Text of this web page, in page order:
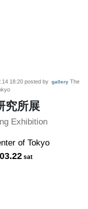
18:20posted by gallery The
究所展
Exhibition
of Tokyo
03.22 sat